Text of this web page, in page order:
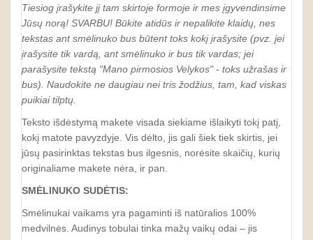
Tiesiog įrašykite jį tam skirtoje formoje ir mes įgyvendinsime
Jūsų norą! SVARBU! Būkite atidūs ir nepalikite klaidų, nes
tekstas ant smėlinuko bus būtent toks kokį įrašysite (pvz. jei
įrašysite tik vardą, ant smėlinuko ir bus tik vardas; jei
parašysite tekstą "Mano pirmosios Velykos" - toks užrašas ir
bus). Naudokite ne daugiau nei tris žodžius, tam, kad viskas
puikiai tilptų.
Teksto išdėstymą makete visada siekiame išlaikyti tokį patį,
kokį matote pavyzdyje. Vis dėlto, jis gali šiek tiek skirtis, jei
jūsų pasirinktas tekstas bus ilgesnis, norėsite skaičių, kurių
originaliame makete nėra, ir pan.
SMĖLINUKO SUDĖTIS:
Smėlinukai vaikams yra pagaminti iš natūralios 100%
medvilnės. Audinys tobulai tinka mažų vaikų odai – jis